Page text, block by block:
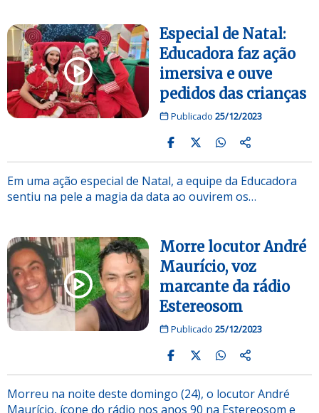
Especial de Natal:
Educadora faz ação
imersiva e ouve
pedidos das crianças
Publicado 25/12/2023
Em uma ação especial de Natal, a equipe da Educadora
sentiu na pele a magia da data ao ouvirem os…
Morre locutor André
Maurício, voz
marcante da rádio
Estereosom
Publicado 25/12/2023
Morreu na noite deste domingo (24), o locutor André
Maurício, ícone do rádio nos anos 90 na Estereosom e